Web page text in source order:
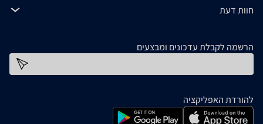
חוות דעת
הרשמה לקבלת עדכונים ומבצעים
להורדת האפליקציה